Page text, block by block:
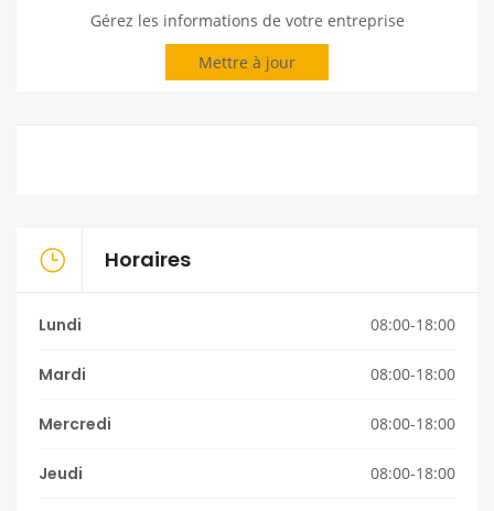
Gérez les informations de votre entreprise
Mettre à jour
Horaires
Lundi 08:00-18:00
Mardi 08:00-18:00
Mercredi 08:00-18:00
Jeudi 08:00-18:00